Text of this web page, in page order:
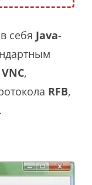
себя Java-
VNC,
RFB,